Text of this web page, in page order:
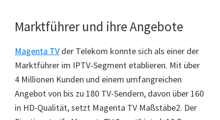
Marktführer und ihre Angebote
Magenta TVder Telekom konnte sich als einer der
Marktführer im IPTV-Segment etablieren. Mit über
4 Millionen Kunden und einem umfangreichen
Angebot von bis zu 180 TV-Sendern, davon über 160
in HD-Qualität, setzt Magenta TV Maßstäbe2. Der